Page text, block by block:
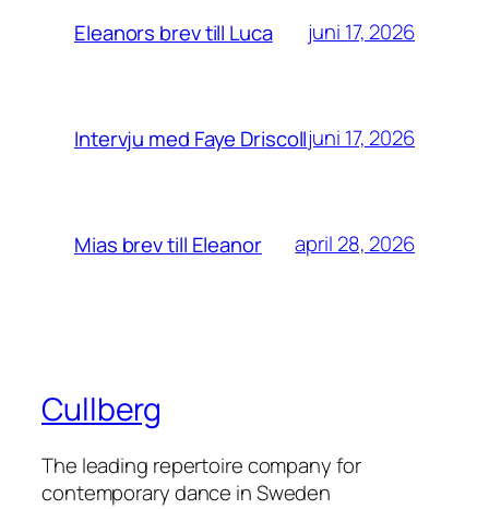
Eleanors brev till Luca juni 17, 2026
Intervju med Faye Driscolljuni 17, 2026
Mias brev till Eleanor april 28, 2026
Cullberg
The leading repertoire company for
contemporary dance in Sweden